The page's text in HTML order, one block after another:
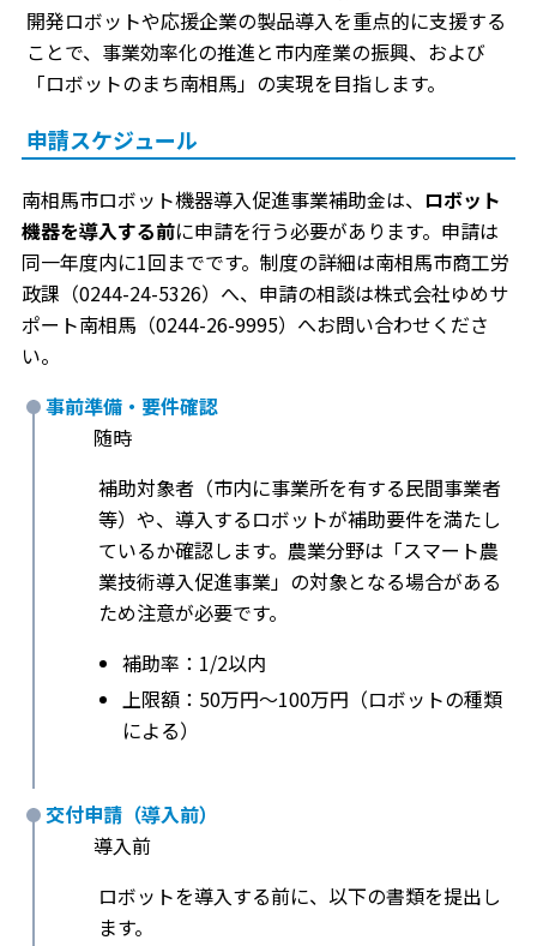
開発ロボットや応援企業の製品導入を重点的に支援する
ことで、事業効率化の推進と市内産業の振興、および
「ロボットのまち南相馬」の実現を目指します。
申請スケジュール
南相馬市ロボット機器導入促進事業補助金は、 ロボット
機器を導入する前に申請を行う必要があります。申請は
同一年度内に1回までです。制度の詳細は南相馬市商工労
政課（0244-24-5326）へ、申請の相談は株式会社ゆめサ
ポート南相馬（0244-26-9995）へお問い合わせくださ
い。
事前準備・要件確認
随時
補助対象者（市内に事業所を有する民間事業者
等）や、導入するロボットが補助要件を満たし
ているか確認します。農業分野は「スマート農
業技術導入促進事業」の対象となる場合がある
ため注意が必要です。
補助率：1/2以内
上限額：50万円〜100万円（ロボットの種類
による）
交付申請（導入前）
導入前
ロボットを導入する前に、以下の書類を提出し
ます。